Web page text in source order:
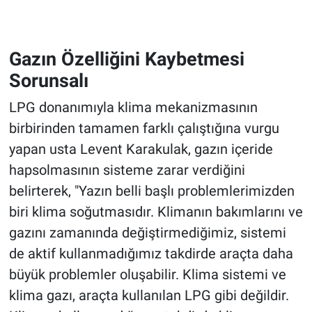
Gazın Özelliğini Kaybetmesi
Sorunsalı
LPG donanımıyla klima mekanizmasının
birbirinden tamamen farklı çalıştığına vurgu
yapan usta Levent Karakulak, gazın içeride
hapsolmasının sisteme zarar verdiğini
belirterek, "Yazın belli başlı problemlerimizden
biri klima soğutmasıdır. Klimanın bakımlarını ve
gazını zamanında değiştirmediğimiz, sistemi
de aktif kullanmadığımız takdirde araçta daha
büyük problemler oluşabilir. Klima sistemi ve
klima gazı, araçta kullanılan LPG gibi değildir.